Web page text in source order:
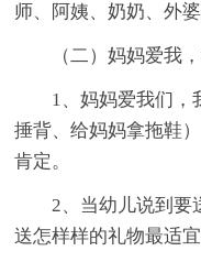
师、阿姨、奶奶、外
（二）妈妈爱我
1、妈妈爱我们，
捶背、给妈妈拿拖鞋
肯定。
2、当幼儿说到要
送怎样样的礼物最适宜